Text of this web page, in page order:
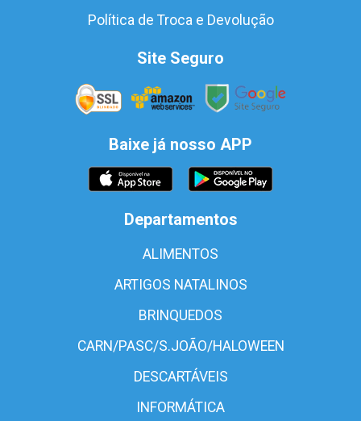
Política de Troca e Devolução
Site Seguro
Baixe já nosso APP
Departamentos
ALIMENTOS
ARTIGOS NATALINOS
BRINQUEDOS
CARN/PASC/S.JOÃO/HALOWEEN
DESCARTÁVEIS
INFORMÁTICA